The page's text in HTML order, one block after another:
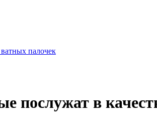
палочек
послужат в